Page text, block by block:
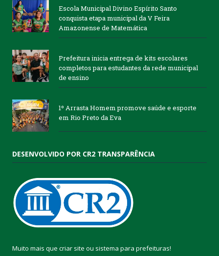
Escola Municipal Divino Espírito Santo
conquista etapa municipal da V Feira
Amazonense de Matemática
Prefeitura inicia entrega de kits escolares
completos para estudantes da rede municipal
de ensino
1º Arrasta Homem promove saúde e esporte
em Rio Preto da Eva
DESENVOLVIDO POR CR2 TRANSPARÊNCIA
Muito mais que criar site ou sistema para prefeituras!